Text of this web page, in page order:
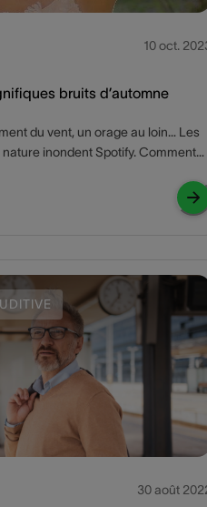
10 oct.
bruits d’automne
du vent, un orage au loin… Les
inondent Spotify. Comment
30 août